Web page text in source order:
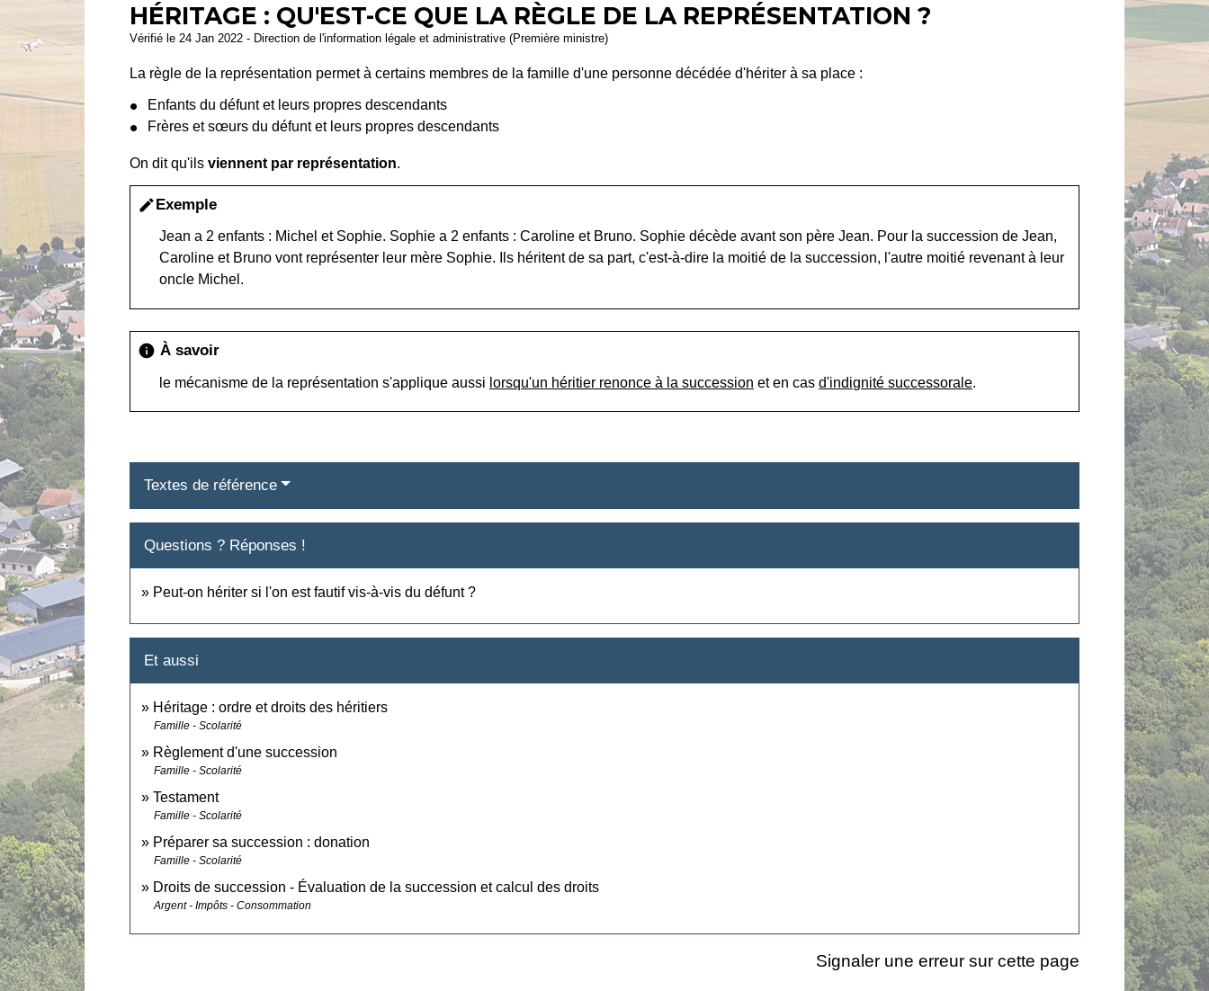
HÉRITAGE : QU'EST-CE QUE LA RÈGLE DE LA REPRÉSENTATION ?
Vérifié le 24 Jan 2022 - Direction de l'information légale et administrative (Première ministre)
La règle de la représentation permet à certains membres de la famille d'une personne décédée d'hériter à sa place :
Enfants du défunt et leurs propres descendants
Frères et sœurs du défunt et leurs propres descendants
On dit qu'ilsviennent par représentation.
editExemple
Jean a 2 enfants : Michel et Sophie. Sophie a 2 enfants : Caroline et Bruno. Sophie décède avant son père Jean. Pour la succession de Jean,
Caroline et Bruno vont représenter leur mère Sophie. Ils héritent de sa part, c'est-à-dire la moitié de la succession, l'autre moitié revenant à leur
oncle Michel.
info À savoir
le mécanisme de la représentation s'applique aussi lorsqu'un héritier renonce à la succession et en casd'indignité successorale.
Textes de référence
Questions ? Réponses !
Peut-on hériter si l'on est fautif vis-à-vis du défunt ?
Et aussi
Héritage : ordre et droits des héritiers
Famille - Scolarité
Règlement d'une succession
Famille - Scolarité
Testament
Famille - Scolarité
Préparer sa succession : donation
Famille - Scolarité
Droits de succession - Évaluation de la succession et calcul des droits
Argent - Impôts - Consommation
Signaler une erreur sur cette page